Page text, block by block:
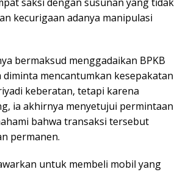
kecurigaan adanya manipulasi
bermaksud menggadaikan BPKB
mencantumkan kesepakatan
keberatan, tetapi karena
ia akhirnya menyetujui permintaan
bahwa transaksi tersebut
permanen.
untuk membeli mobil yang